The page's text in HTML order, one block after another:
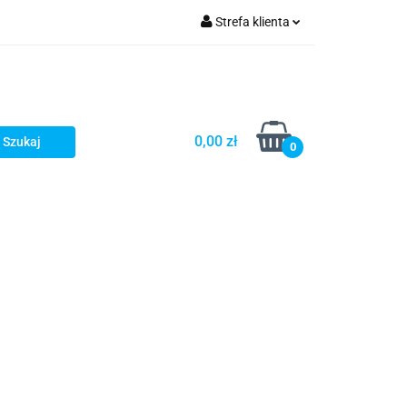
Strefa klienta
Dodaj zgłoszenie
0,00 zł 0